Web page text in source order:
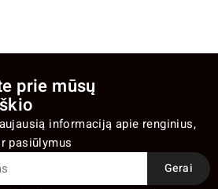
prie mūsų
informaciją apie renginius,
pasiūlymus